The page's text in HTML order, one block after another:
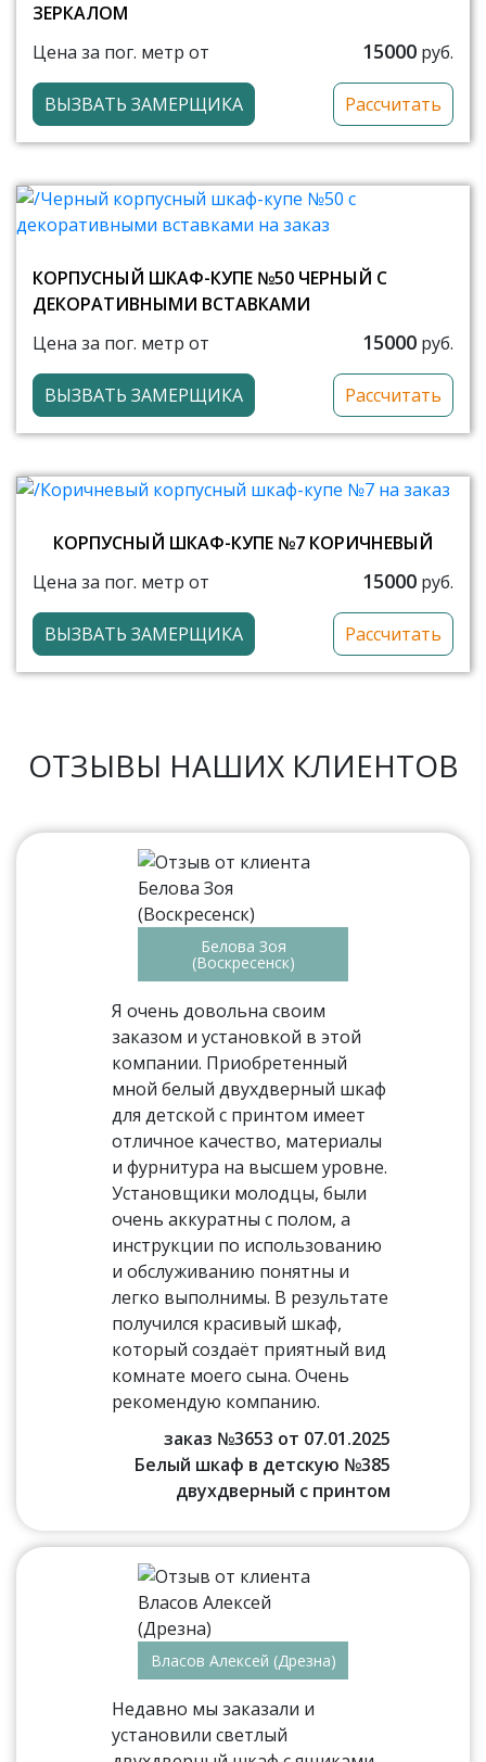
ЗЕРКАЛОМ
Цена за пог. метр от
15000 руб.
ВЫЗВАТЬ ЗАМЕРЩИКА Рассчитать
КОРПУСНЫЙ ШКАФ-КУПЕ №50 ЧЕРНЫЙ С
ДЕКОРАТИВНЫМИ ВСТАВКАМИ
Цена за пог. метр от
15000 руб.
ВЫЗВАТЬ ЗАМЕРЩИКА Рассчитать
КОРПУСНЫЙ ШКАФ-КУПЕ №7 КОРИЧНЕВЫЙ
Цена за пог. метр от
15000 руб.
ВЫЗВАТЬ ЗАМЕРЩИКА Рассчитать
ОТЗЫВЫ НАШИХ КЛИЕНТОВ
Белова Зоя
(Воскресенск)
Я очень довольна своим
заказом и установкой в этой
компании. Приобретенный
мной белый двухдверный шкаф
для детской с принтом имеет
отличное качество, материалы
и фурнитура на высшем уровне.
Установщики молодцы, были
очень аккуратны с полом, а
инструкции по использованию
и обслуживанию понятны и
легко выполнимы. В результате
получился красивый шкаф,
который создаёт приятный вид
комнате моего сына. Очень
рекомендую компанию.
заказ №3653 от 07.01.2025
Белый шкаф в детскую №385
двухдверный с принтом
Власов Алексей (Дрезна)
Недавно мы заказали и
установили светлый